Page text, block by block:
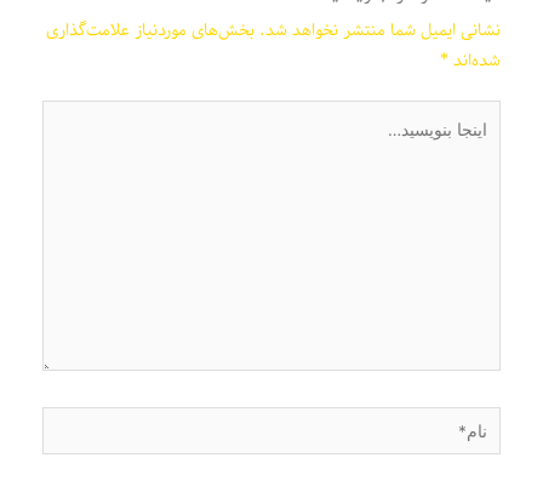
نشانی ایمیل شما منتشر نخواهد شد. بخش‌های موردنیاز علامت‌گذاری
شده‌اند*
بنویسید…
نام*